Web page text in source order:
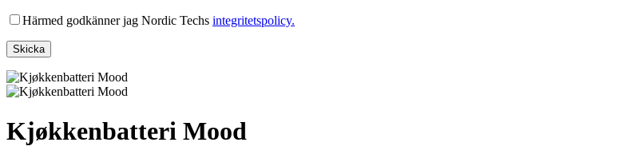
Härmed godkänner jag Nordic Techs integritetspolicy.
Kjøkkenbatteri Mood